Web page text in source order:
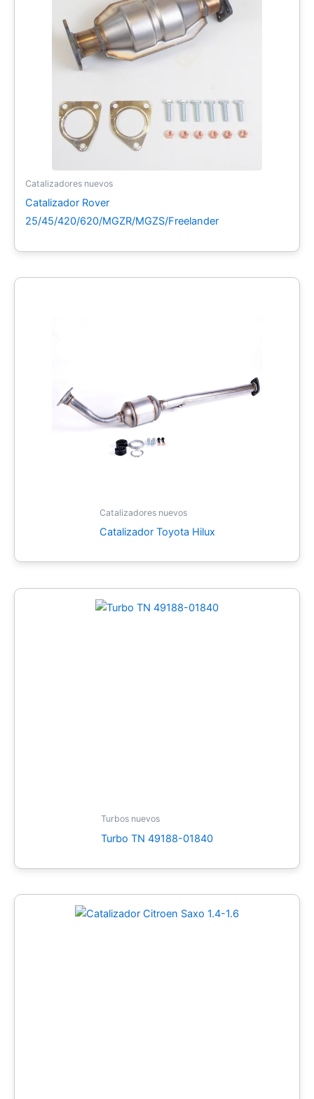
Catalizadores nuevos
Catalizador Rover
25/45/420/620/MGZR/MGZS/Freelander
Catalizadores nuevos
Catalizador Toyota Hilux
Turbos nuevos
Turbo TN 49188-01840